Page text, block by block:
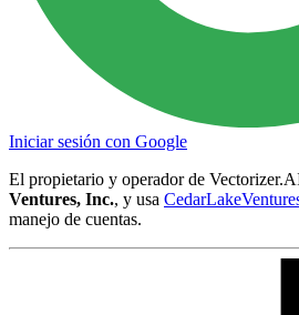
Iniciar sesión con Google
El propietario y operador de
Ventures, Inc., y usa
manejo de cuentas.